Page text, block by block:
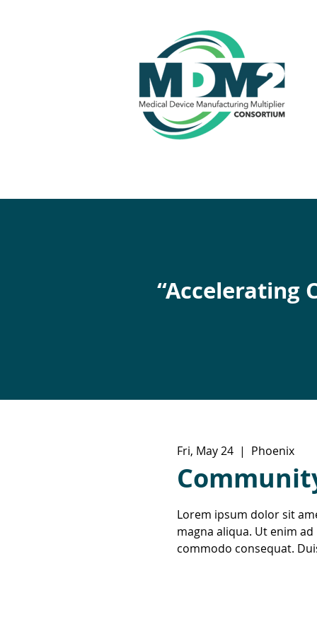
“Accelerating
Fri, May 24
  |
Phoenix
Lorem ipsum dolor sit
magna aliqua. Ut enim
commodo consequat.